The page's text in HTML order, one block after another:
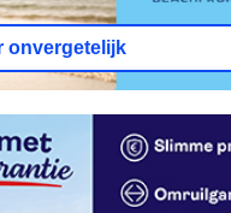
onvergetelijk